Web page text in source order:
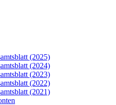
(2025)
(2024)
(2023)
(2022)
(2021)